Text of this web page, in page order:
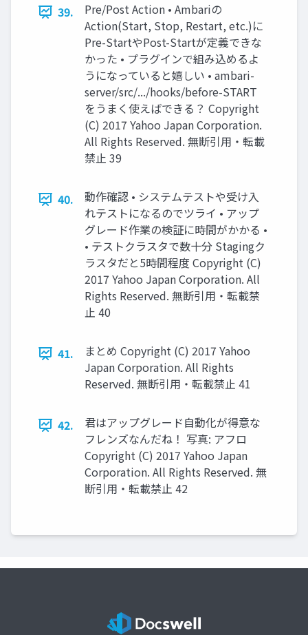
39.
Pre/Post Action • Ambariの
Action(Start, Stop, Restart, etc.)に
Pre-StartやPost-Startが定義できな
かった • プラグインで組み込めるよ
うになっていると嬉しい • ambari-
server/src/.../hooks/before-START
をうまく使えばできる？ Copyright
(C) 2017 Yahoo Japan Corporation.
All Rights Reserved. 無断引用・転載
禁止 39
40.
動作確認 • システムテストや受け入
れテストになるのでツライ • アップ
グレード作業の検証に時間がかかる •
• テストクラスタで数十分 Stagingク
ラスタだと5時間程度 Copyright (C)
2017 Yahoo Japan Corporation. All
Rights Reserved. 無断引用・転載禁
止 40
41.
まとめ Copyright (C) 2017 Yahoo
Japan Corporation. All Rights
Reserved. 無断引用・転載禁止 41
42.
君はアップグレード自動化が得意な
フレンズなんだね！ 写真: アフロ
Copyright (C) 2017 Yahoo Japan
Corporation. All Rights Reserved. 無
断引用・転載禁止 42